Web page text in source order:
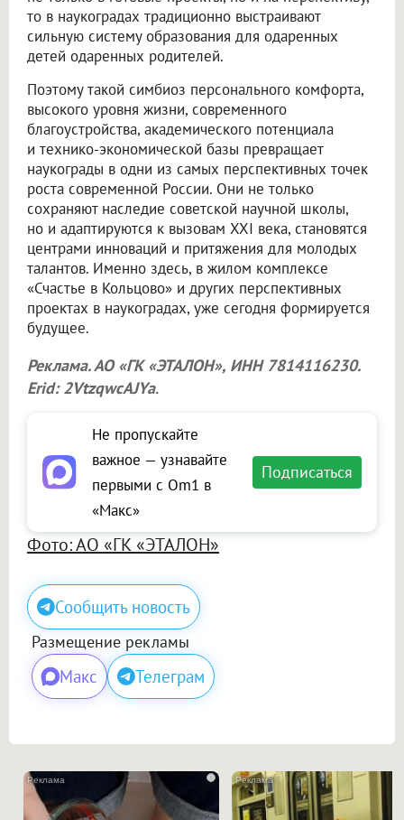
то в наукоградах традиционно выстраивают
сильную систему образования для одаренных
детей одаренных родителей.
Поэтому такой симбиоз персонального комфорта,
высокого уровня жизни, современного
благоустройства, академического потенциала
и технико-экономической базы превращает
наукограды в одни из самых перспективных точек
роста современной России. Они не только
сохраняют наследие советской научной школы,
но и адаптируются к вызовам XXI века, становятся
центрами инноваций и притяжения для молодых
талантов. Именно здесь, в жилом комплексе
«Счастье в Кольцово» и других перспективных
проектах в наукоградах, уже сегодня формируется
будущее.
Реклама. АО «ГК «ЭТАЛОН», ИНН 7814116230.
Erid: 2VtzqwcAJYa.
Не пропускайте
важное — узнавайте
первыми с Om1 в
«Макс»
Подписаться
Фото: АО «ГК «ЭТАЛОН»
Сообщить новость
Размещение рекламы
Макс Телеграм
i